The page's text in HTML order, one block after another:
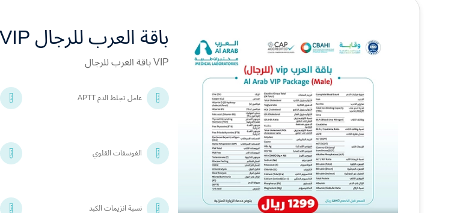
باقة العرب للرجال VIP
VIP باقة العرب للرجال
عامل تجلط الدم APTT
الفوسفات القلوي
نسبة انزيمات الكبد